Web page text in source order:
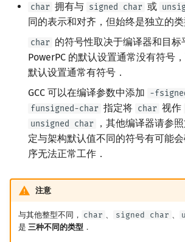
char 拥有与 signed char 或
同的表示和对齐，但始终是独立的类
char 的符号性取决于编译器和目标
PowerPC 的默认设置通常没有符号
默认设置通常有符号．
GCC 可以在编译参数中添加 -
funsigned-char 指定将 char 视作
unsigned char
，其他编译器请参
定与架构默认值不同的符号有可能
序无法正常工作．
注意
与其他整型不同， char 、 signed char 、
是 三种不同的类型 ．